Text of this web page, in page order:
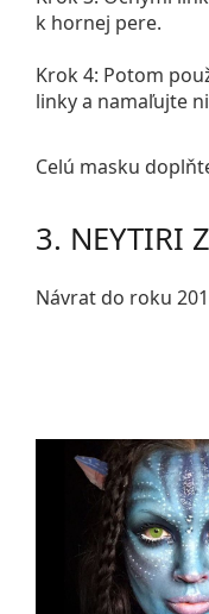
k hornej pere.
Krok 4: Potom
linky a namaľujte
Celú masku
3. NEYTIRI
Návrat do roku